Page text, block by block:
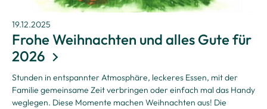
19.12.2025
Frohe Weihnachten und alles Gute für
2026
Stunden in entspannter Atmosphäre, leckeres Essen, mit der
Familie gemeinsame Zeit verbringen oder einfach mal das Handy
weglegen. Diese Momente machen Weihnachten aus! Die